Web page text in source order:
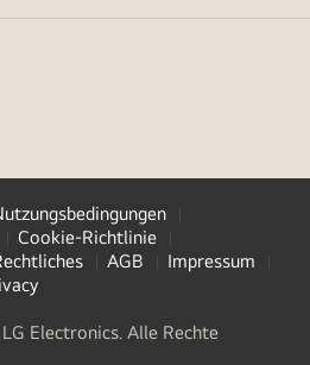
Cookie-Richtlinie
AGB
Impressum
Electronics. Alle Rechte